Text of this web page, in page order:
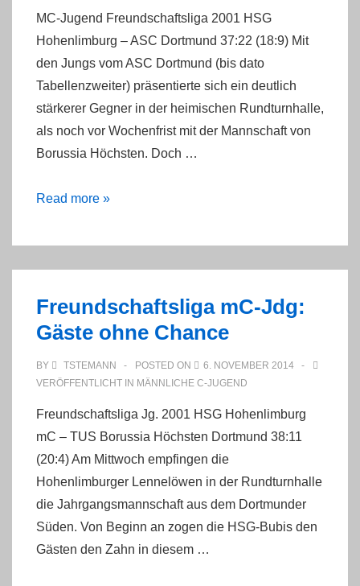
MC-Jugend Freundschaftsliga 2001 HSG
Hohenlimburg – ASC Dortmund 37:22 (18:9) Mit
den Jungs vom ASC Dortmund (bis dato
Tabellenzweiter) präsentierte sich ein deutlich
stärkerer Gegner in der heimischen Rundturnhalle,
als noch vor Wochenfrist mit der Mannschaft von
Borussia Höchsten. Doch …
mC:
Bubis
zum
Sieg
Read more »
Freundschaftsliga mC-Jdg:
Gäste ohne Chance
BY TSTEMANN POSTED ON
6. NOVEMBER 2014
VERÖFFENTLICHT IN MÄNNLICHE C-JUGEND
Freundschaftsliga Jg. 2001 HSG Hohenlimburg
mC – TUS Borussia Höchsten Dortmund 38:11
(20:4) Am Mittwoch empfingen die
Hohenlimburger Lennelöwen in der Rundturnhalle
die Jahrgangsmannschaft aus dem Dortmunder
Süden. Von Beginn an zogen die HSG-Bubis den
Gästen den Zahn in diesem …